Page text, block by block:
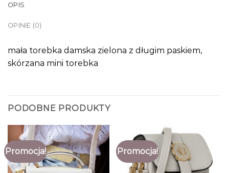
OPIS
OPINIE (0)
mała torebka damska zielona z długim paskiem,
skórzana mini torebka
PODOBNE PRODUKTY
Promocja! Promocja!